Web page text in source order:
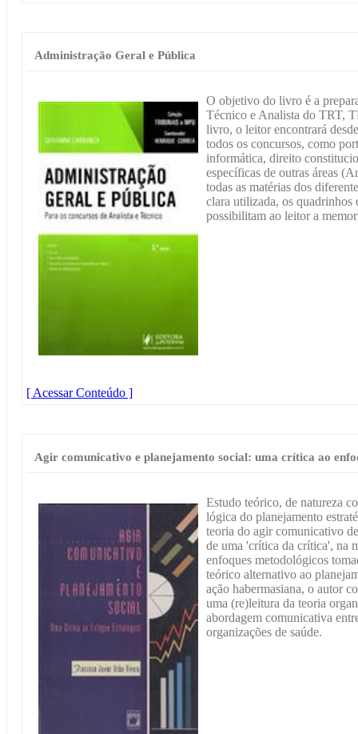
Administração Geral e Pública
O objetivo do livro é a
Técnico e Analista do TRT,
livro, o leitor encontrará
todos os concursos, como
informática, direito
específicas de outras áreas
todas as matérias dos
clara utilizada, os quadrinhos
possibilitam ao leitor a
[ Acessar Conteúdo ]
Agir comunicativo e planejamento social: uma crítica ao
Estudo teórico, de natureza
lógica do planejamento
teoria do agir comunicativo
de uma 'crítica da crítica', na
enfoques metodológicos
teórico alternativo ao
ação habermasiana, o autor
uma (re)leitura da teoria
abordagem comunicativa
organizações de saúde.